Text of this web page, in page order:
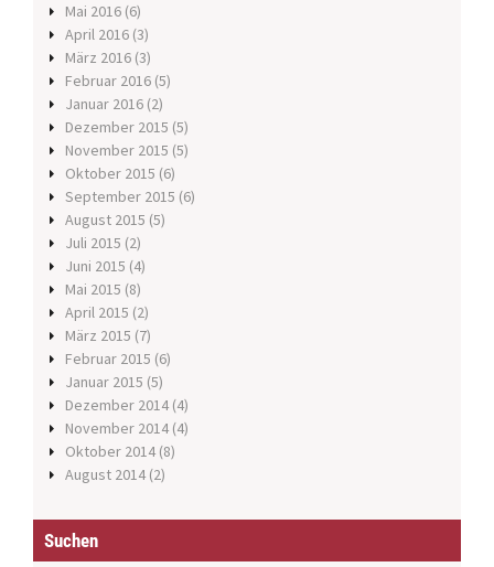
Mai 2016 (6)
April 2016 (3)
März 2016 (3)
Februar 2016 (5)
Januar 2016 (2)
Dezember 2015 (5)
November 2015 (5)
Oktober 2015 (6)
September 2015 (6)
August 2015 (5)
Juli 2015 (2)
Juni 2015 (4)
Mai 2015 (8)
April 2015 (2)
März 2015 (7)
Februar 2015 (6)
Januar 2015 (5)
Dezember 2014 (4)
November 2014 (4)
Oktober 2014 (8)
August 2014 (2)
Suchen